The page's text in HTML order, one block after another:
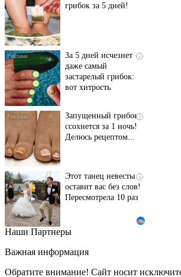
грибок за 5 дней!
i
За 5 дней исчезнет
даже самый
застарелый грибок:
вот хитрость
i
Запущенный грибок
ссохнется за 1 ночь!
Делюсь рецептом...
i
Этот танец невесты
оставит вас без слов!
Пересмотрела 10 раз
Ролик длится пару
шоке от увиденного
Наши Партнеры
Важная информация
Обратите внимание! Сайт носит